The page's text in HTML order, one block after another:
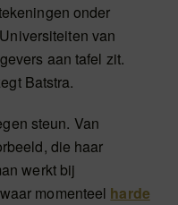
onder
van
aan tafel zit.
Batstra.
steun. Van
die haar
werkt bij
momenteel harde